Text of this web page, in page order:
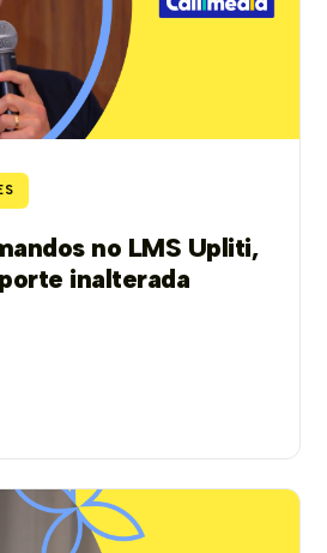
no LMS Upliti,
inalterada